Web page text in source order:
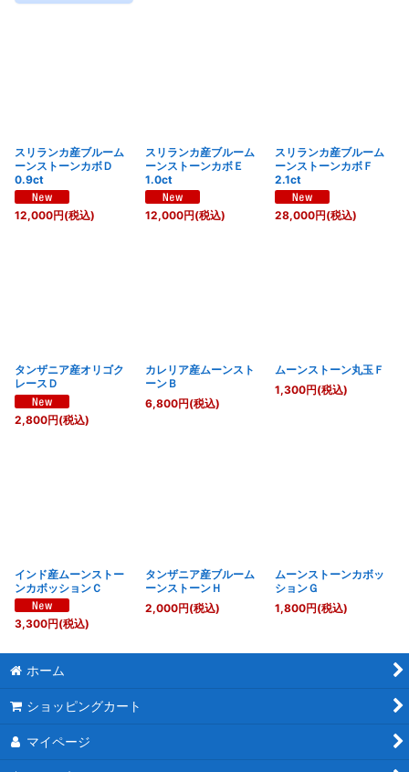
スリランカ産ブルーム
ーンストーンカボＤ
0.9ct
12,000円(税込)
スリランカ産ブルーム
ーンストーンカボＥ
1.0ct
12,000円(税込)
スリランカ産ブルーム
ーンストーンカボＦ
2.1ct
28,000円(税込)
タンザニア産オリゴク
レースＤ
2,800円(税込)
カレリア産ムーンスト
ーンＢ
6,800円(税込)
ムーンストーン丸玉Ｆ
1,300円(税込)
インド産ムーンストー
ンカボッションＣ
3,300円(税込)
タンザニア産ブルーム
ーンストーンＨ
2,000円(税込)
ムーンストーンカボッ
ションＧ
1,800円(税込)
ホーム
ショッピングカート
マイページ